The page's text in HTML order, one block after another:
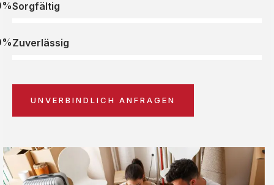
Sorgfältig
Zuverlässig
UNVERBINDLICH ANFRAGEN